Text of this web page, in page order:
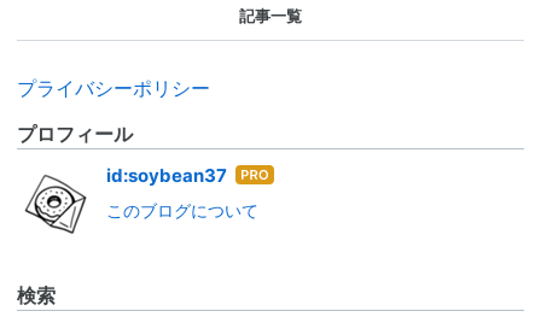
記事一覧
プライバシーポリシー
プロフィール
id:soybean37 はて
ログ
このブログについて
検索